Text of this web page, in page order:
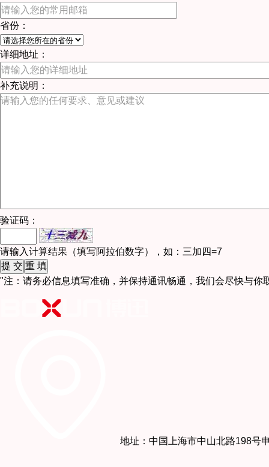
省份：
详细地址：
补充说明：
验证码：
请输入计算结果（填写阿拉伯数字），如：三加四=7
"注：请务必信息填写准确，并保持通讯畅通，我们会尽快与你
地址：中国上海市中山北路198号